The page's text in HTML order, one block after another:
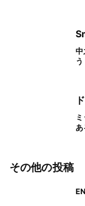
中
う
その他の投稿